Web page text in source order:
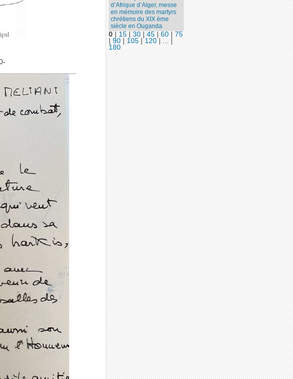
d’Afrique d’Alger, messe
en mémoire des martyrs
chrétiens du XIX ème
siècle en Ouganda
0|15|30|45|60|75
|90|105|120|...|
180